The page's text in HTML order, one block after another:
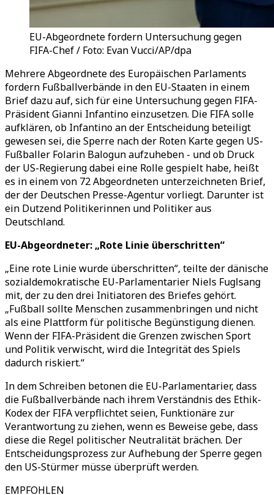
EU-Abgeordnete fordern Untersuchung gegen
FIFA-Chef / Foto: Evan Vucci/AP/dpa
Mehrere Abgeordnete des Europäischen Parlaments
fordern Fußballverbände in den EU-Staaten in einem
Brief dazu auf, sich für eine Untersuchung gegen FIFA-
Präsident Gianni Infantino einzusetzen. Die FIFA solle
aufklären, ob Infantino an der Entscheidung beteiligt
gewesen sei, die Sperre nach der Roten Karte gegen US-
Fußballer Folarin Balogun aufzuheben - und ob Druck
der US-Regierung dabei eine Rolle gespielt habe, heißt
es in einem von 72 Abgeordneten unterzeichneten Brief,
der der Deutschen Presse-Agentur vorliegt. Darunter ist
ein Dutzend Politikerinnen und Politiker aus
Deutschland.
EU-Abgeordneter: „Rote Linie überschritten“
„Eine rote Linie wurde überschritten“, teilte der dänische
sozialdemokratische EU-Parlamentarier Niels Fuglsang
mit, der zu den drei Initiatoren des Briefes gehört.
„Fußball sollte Menschen zusammenbringen und nicht
als eine Plattform für politische Begünstigung dienen.
Wenn der FIFA-Präsident die Grenzen zwischen Sport
und Politik verwischt, wird die Integrität des Spiels
dadurch riskiert.“
In dem Schreiben betonen die EU-Parlamentarier, dass
die Fußballverbände nach ihrem Verständnis des Ethik-
Kodex der FIFA verpflichtet seien, Funktionäre zur
Verantwortung zu ziehen, wenn es Beweise gebe, dass
diese die Regel politischer Neutralität brächen. Der
Entscheidungsprozess zur Aufhebung der Sperre gegen
den US-Stürmer müsse überprüft werden.
EMPFOHLEN